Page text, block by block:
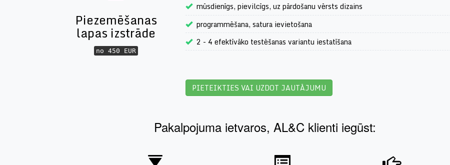
Piezemēšanas
lapas izstrāde
no 450 EUR
mūsdienīgs, pievilcīgs, uz pārdošanu vērsts dizains
programmēšana, satura ievietošana
2 - 4 efektīvāko testēšanas variantu iestatīšana
PIETEIKTIES VAI UZDOT JAUTĀJUMU
Pakalpojuma ietvaros, AL&C klienti iegūst: